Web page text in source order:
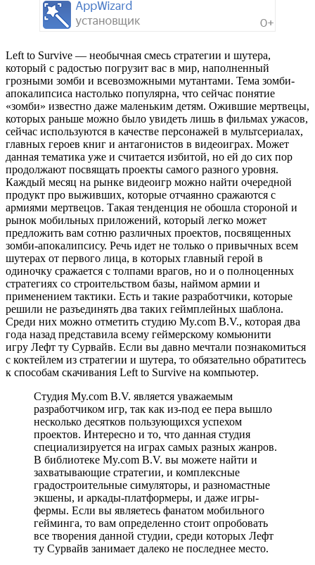
Left to Survive — необычная смесь стратегии и шутера,
который с радостью погрузит вас в мир, наполненный
грозными зомби и всевозможными мутантами. Тема зомби-
апокалипсиса настолько популярна, что сейчас понятие
«зомби» известно даже маленьким детям. Ожившие мертвецы,
которых раньше можно было увидеть лишь в фильмах ужасов,
сейчас используются в качестве персонажей в мультсериалах,
главных героев книг и антагонистов в видеоиграх. Может
данная тематика уже и считается избитой, но ей до сих пор
продолжают посвящать проекты самого разного уровня.
Каждый месяц на рынке видеоигр можно найти очередной
продукт про выживших, которые отчаянно сражаются с
армиями мертвецов. Такая тенденция не обошла стороной и
рынок мобильных приложений, который легко может
предложить вам сотню различных проектов, посвященных
зомби-апокалипсису. Речь идет не только о привычных всем
шутерах от первого лица, в которых главный герой в
одиночку сражается с толпами врагов, но и о полноценных
стратегиях со строительством базы, наймом армии и
применением тактики. Есть и такие разработчики, которые
решили не разъединять два таких геймплейных шаблона.
Среди них можно отметить студию My.com B.V., которая два
года назад представила всему геймерскому комьюнити
игру Лефт ту Сурвайв. Если вы давно мечтали познакомиться
с коктейлем из стратегии и шутера, то обязательно обратитесь
к способам скачивания Left to Survive на компьютер.
Студия My.com B.V. является уважаемым
разработчиком игр, так как из-под ее пера вышло
несколько десятков пользующихся успехом
проектов. Интересно и то, что данная студия
специализируется на играх самых разных жанров.
В библиотеке My.com B.V. вы можете найти и
захватывающие стратегии, и комплексные
градостроительные симуляторы, и разномастные
экшены, и аркады-платформеры, и даже игры-
фермы. Если вы являетесь фанатом мобильного
гейминга, то вам определенно стоит опробовать
все творения данной студии, среди которых Лефт
ту Сурвайв занимает далеко не последнее место.